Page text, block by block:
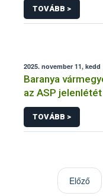
TOVÁBB >
2025. november 11, kedd
Baranya
az ASP
TOVÁBB >
Előző